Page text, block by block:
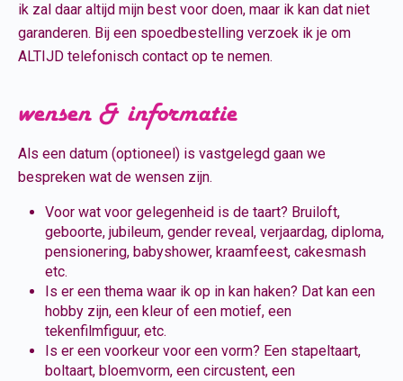
ik zal daar altijd mijn best voor doen, maar ik kan dat niet
garanderen. Bij een spoedbestelling verzoek ik je om
ALTIJD telefonisch contact op te nemen.
wensen & informatie
Als een datum (optioneel) is vastgelegd gaan we
bespreken wat de wensen zijn.
Voor wat voor gelegenheid is de taart? Bruiloft,
geboorte, jubileum, gender reveal, verjaardag, diploma,
pensionering, babyshower, kraamfeest, cakesmash
etc.
Is er een thema waar ik op in kan haken? Dat kan een
hobby zijn, een kleur of een motief, een
tekenfilmfiguur, etc.
Is er een voorkeur voor een vorm? Een stapeltaart,
boltaart, bloemvorm, een circustent, een